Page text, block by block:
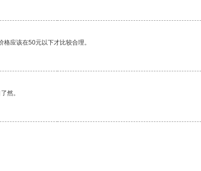
应该在50元以下才比较合理。
然。